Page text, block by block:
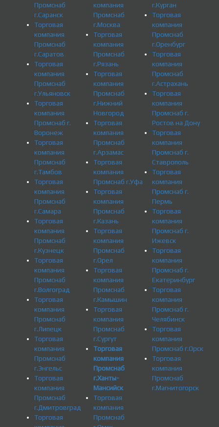
Промснаб
г.Саранск
Торговая
компания
Промснаб
г.Саратов
Торговая
компания
Промснаб
г.Ульяновск
Торговая
компания
Промснаб г.
Воронеж
Торговая
компания
Промснаб
г.Тамбов
Торговая
компания
Промснаб
г.Самара
Торговая
компания
Промснаб
г.Кузнецк
Торговая
компания
Промснаб
г.Волгоград
Торговая
компания
Промснаб
г.Липецк
Торговая
компания
Промснаб
г.Энгельс
Торговая
компания
Промснаб
г.Дмитровград
Торговая
компания
Промснаб
г.Москва
Торговая
компания
Промснаб
г.Рязань
Торговая
компания
Промснаб
г.Нижний
Новгород
Торговая
компания
Промснаб
г.Арзамас
Торговая
компания
Промснаб г.Уфа
Торговая
компания
Промснаб
г.Казань
Торговая
компания
Промснаб
г.Орел
Торговая
компания
Промснаб
г.Камышин
Торговая
компания
Промснаб
г.Сургут
Торговая
компания
Промснаб
г.Ханты-
Мансийск
Торговая
компания
Промснаб
г.Курган
Торговая
компания
Промснаб
г.Оренбург
Торговая
компания
Промснаб
г.Астрахань
Торговая
компания
Промснаб г.
Ростов на Дону
Торговая
компания
Промснаб г.
Ставрополь
Торговая
компания
Промснаб г.
Пермь
Торговая
компания
Промснаб г.
Ижевск
Торговая
компания
Промснаб г.
Екатеринбург
Торговая
компания
Промснаб г.
Челябинск
Торговая
компания
Промснаб г.Орск
Торговая
компания
Промснаб
г.Магнитогорск